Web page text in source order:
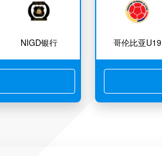
NIGD银行 哥伦比亚U19